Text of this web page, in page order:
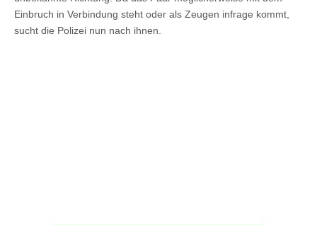
Einbruch in Verbindung steht oder als Zeugen infrage kommt,
sucht die Polizei nun nach ihnen.